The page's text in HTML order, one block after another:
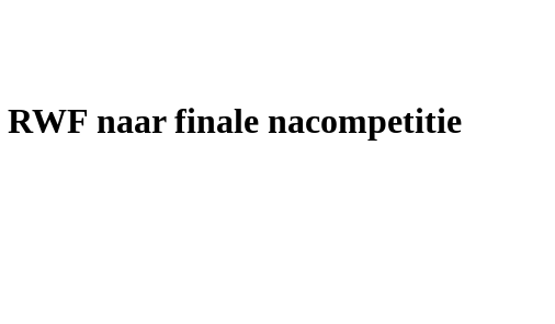
naar finale nacompetitie